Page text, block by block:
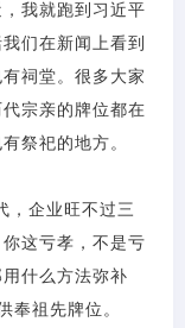
我就跑到习近平
们在新闻上看到
祠堂。很多大家
宗亲的牌位都在
祭祀的地方。
，企业旺不过三
这亏孝，不是亏
什么方法弥补
奉祖先牌位。